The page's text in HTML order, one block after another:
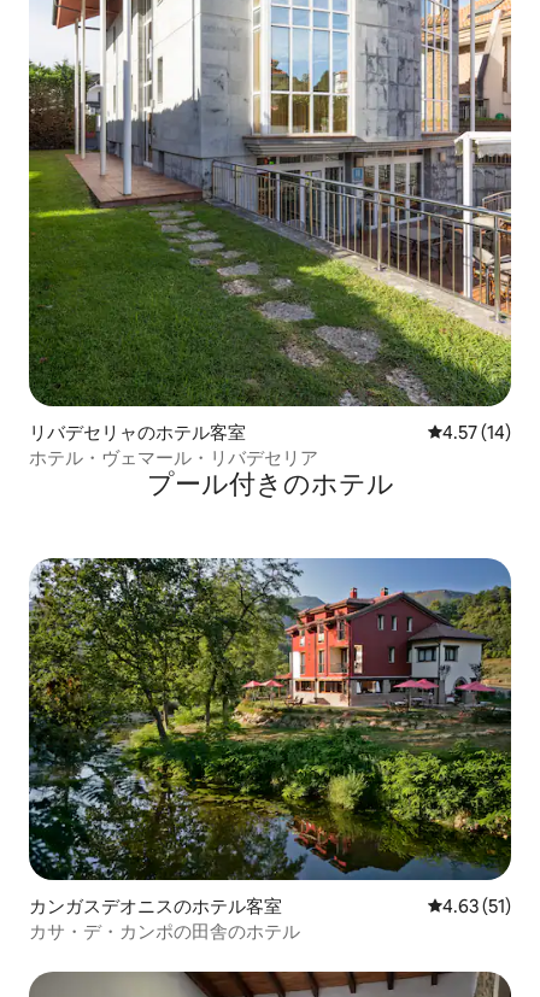
リバデセリャのホテル客室 レビュー14
4.57 (14)
ホテル・ヴェマール・リバデセリア
プール付きのホ⁠テ⁠ル
カンガスデオニスのホテル客室 レビュー51
4.63 (51)
カサ・デ・カンポの田舎のホテル